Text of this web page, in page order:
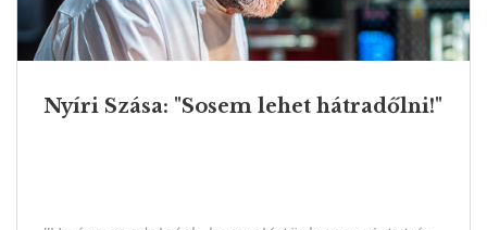
Nyíri Szása: "Sosem lehet hátradőlni!"